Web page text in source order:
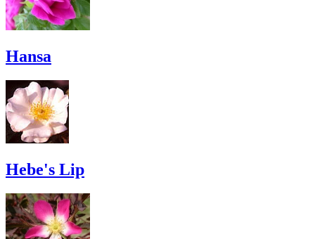
Hansa
Hebe's Lip